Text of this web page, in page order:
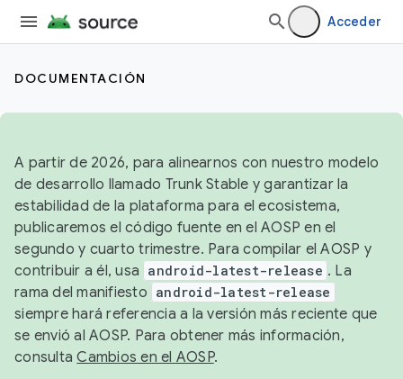
Acceder
DOCUMENTACIÓN
A partir de 2026, para alinearnos con nuestro modelo
de desarrollo llamado Trunk Stable y garantizar la
estabilidad de la plataforma para el ecosistema,
publicaremos el código fuente en el AOSP en el
segundo y cuarto trimestre. Para compilar el AOSP y
contribuir a él, usa android-latest-release . La
rama del manifiesto android-latest-release
siempre hará referencia a la versión más reciente que
se envió al AOSP. Para obtener más información,
consultaCambios en el AOSP.